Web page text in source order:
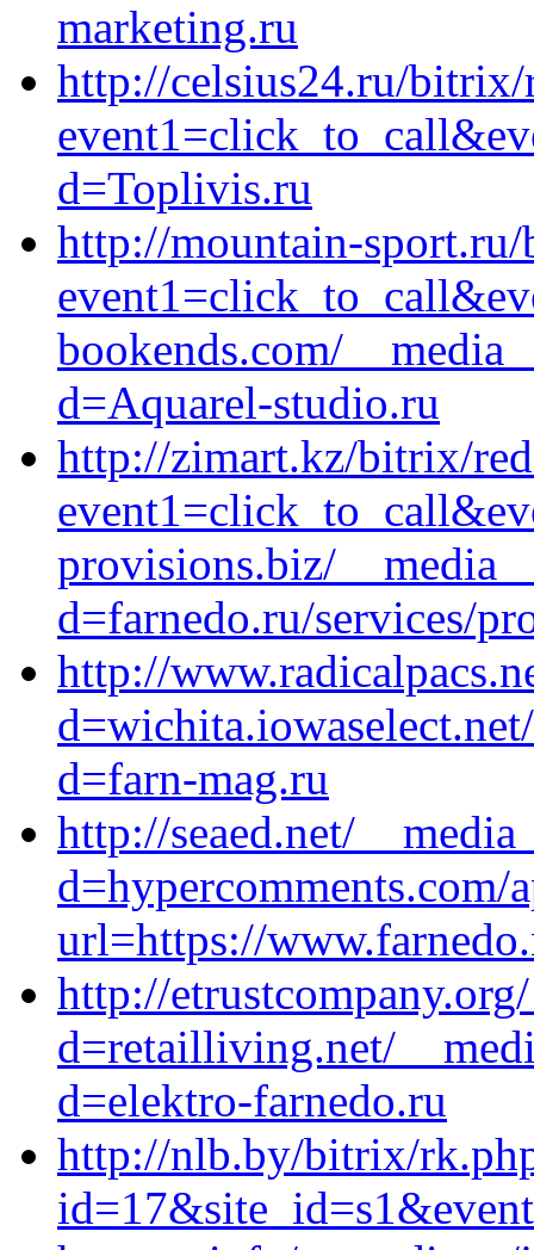
marketing.ru
http://celsius24.ru/bitrix/
d=Toplivis.ru
http://mountain-
bookends.com/
d=Aquarel-studio.ru
http://zimart.kz/bitrix/
provisions.biz/
d=farnedo.ru/services/
http://
d=farn-mag.ru
http://seaed.net/
d=hypercomments.com/
url=https://
http://
d=retailliving.net/
d=elektro-farnedo.ru
http://nlb.by/bitrix/